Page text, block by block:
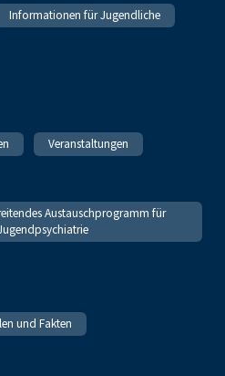
Informationen für Jugendliche
Veranstaltungen
Austauschprogramm für
und Fakten